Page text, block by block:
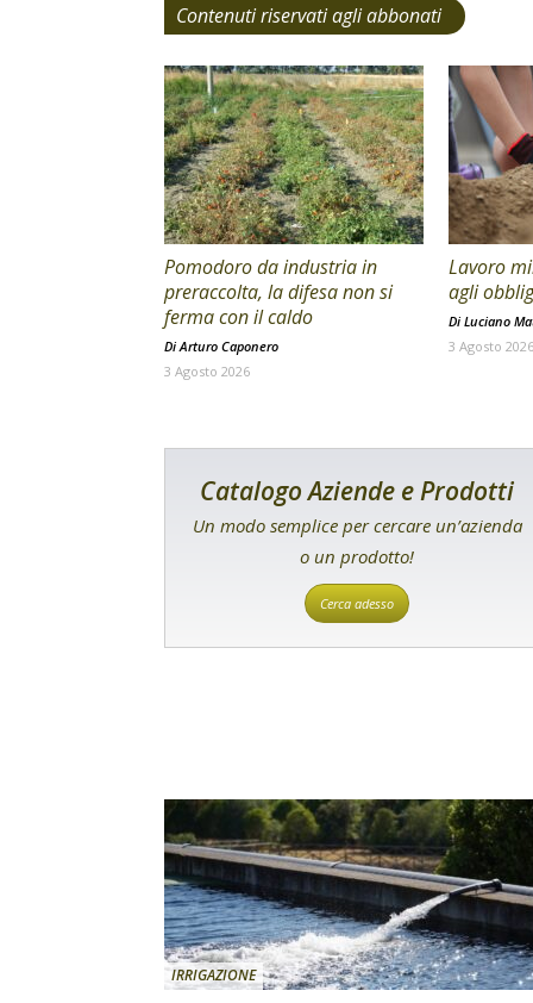
Contenuti riservati agli abbonati
Pomodoro da industria in
preraccolta, la difesa non si
ferma con il caldo
Di Arturo Caponero
3 Agosto 2026
Lavoro
agli
Di Luciano
3 Agosto 2026
Catalogo Aziende e Prodotti
Un modo semplice per cercare un’azienda
o un prodotto!
Cerca adesso
IRRIGAZIONE